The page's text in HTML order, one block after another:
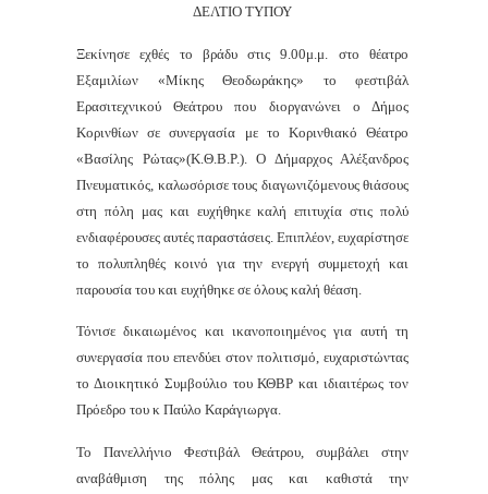
ΔΕΛΤΙΟ ΤΥΠΟΥ
Ξεκίνησε εχθές το βράδυ στις 9.00μ.μ. στο θέατρο
Εξαμιλίων «Μίκης Θεοδωράκης» το φεστιβάλ
Ερασιτεχνικού Θεάτρου που διοργανώνει ο Δήμος
Κορινθίων σε συνεργασία με το Κορινθιακό Θέατρο
«Βασίλης Ρώτας»(Κ.Θ.Β.Ρ.). Ο Δήμαρχος Αλέξανδρος
Πνευματικός, καλωσόρισε τους διαγωνιζόμενους θιάσους
στη πόλη μας και ευχήθηκε καλή επιτυχία στις πολύ
ενδιαφέρουσες αυτές παραστάσεις. Επιπλέον, ευχαρίστησε
το πολυπληθές κοινό για την ενεργή συμμετοχή και
παρουσία του και ευχήθηκε σε όλους καλή θέαση.
Τόνισε δικαιωμένος και ικανοποιημένος για αυτή τη
συνεργασία που επενδύει στον πολιτισμό, ευχαριστώντας
το Διοικητικό Συμβούλιο του ΚΘΒΡ και ιδιαιτέρως τον
Πρόεδρο του κ Παύλο Καράγιωργα.
Το Πανελλήνιο Φεστιβάλ Θεάτρου, συμβάλει στην
αναβάθμιση της πόλης μας και καθιστά την